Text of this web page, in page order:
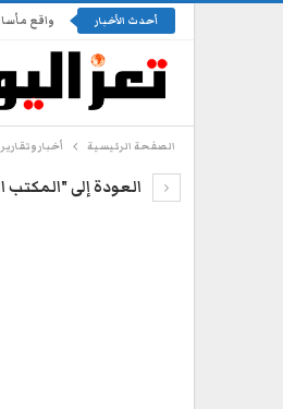
أحدث الأخبار واقع
الصفحة الرئيسية أخبار وتقارير
العودة إلى